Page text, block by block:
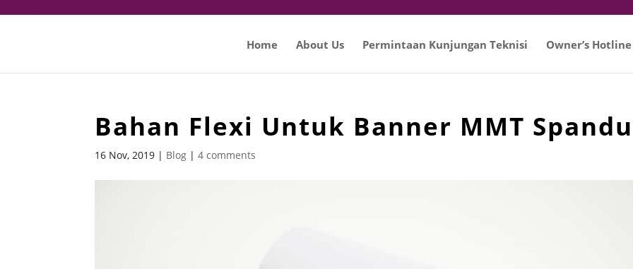
Home About Us Permintaan Kunjungan Teknisi Owner’s Hotline
Bahan Flexi Untuk Banner MMT
16 Nov, 2019 | Blog |4 comments